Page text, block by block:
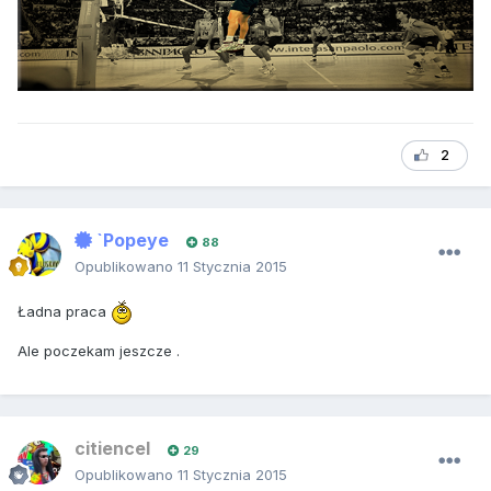
2
`Popeye 88
Opublikowano 11 Stycznia 2015
Ładna praca
Ale poczekam jeszcze .
citiencel 29
Opublikowano 11 Stycznia 2015